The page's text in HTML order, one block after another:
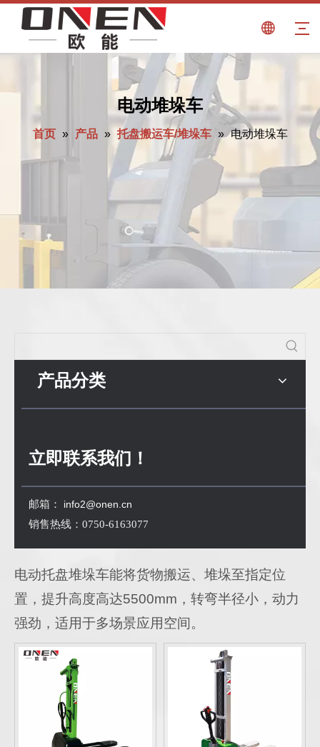
电动堆垛车
首页 » 产品 » 托盘搬运车/堆垛车 » 电动堆垛车
产品分类
立即联系我们！
邮箱： info2@onen.cn
销售热线：0750-6163077
电动托盘堆垛车能将货物搬运、堆垛至指定位
置，提升高度高达5500mm，转弯半径小，动力
强劲，适用于多场景应用空间。